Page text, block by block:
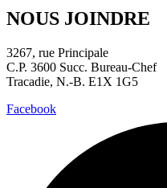
NOUS JOINDRE
3267, rue Principale
C.P. 3600 Succ. Bureau-Chef
Tracadie, N.-B. E1X 1G5
Facebook